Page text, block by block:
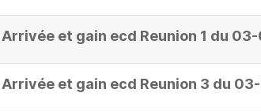
Arrivée et gain ecd Reunion 1 du
Arrivée et gain ecd Reunion 3 du